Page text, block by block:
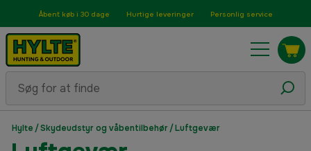
Åbent køb i 30 dage Hurtige leveringer Personlig service
Hylte /Skydeudstyr og våbentilbehør/Luftgevær